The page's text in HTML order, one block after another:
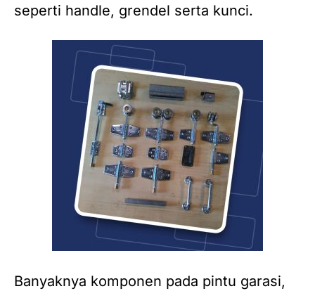
seperti handle, grendel serta kunci.
Banyaknya komponen pada pintu garasi,